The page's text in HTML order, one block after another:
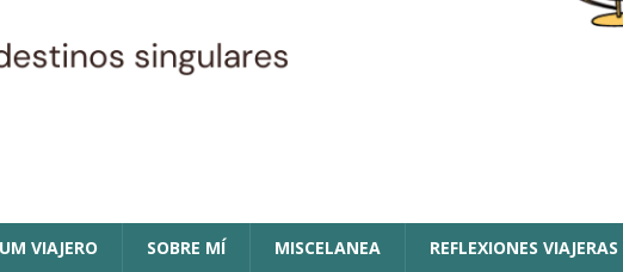
VIAJERO SOBRE MÍ MISCELANEA REFLEXIONES VIAJERAS